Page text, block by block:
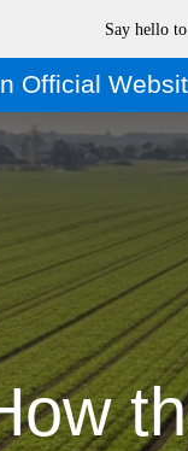
Say hello